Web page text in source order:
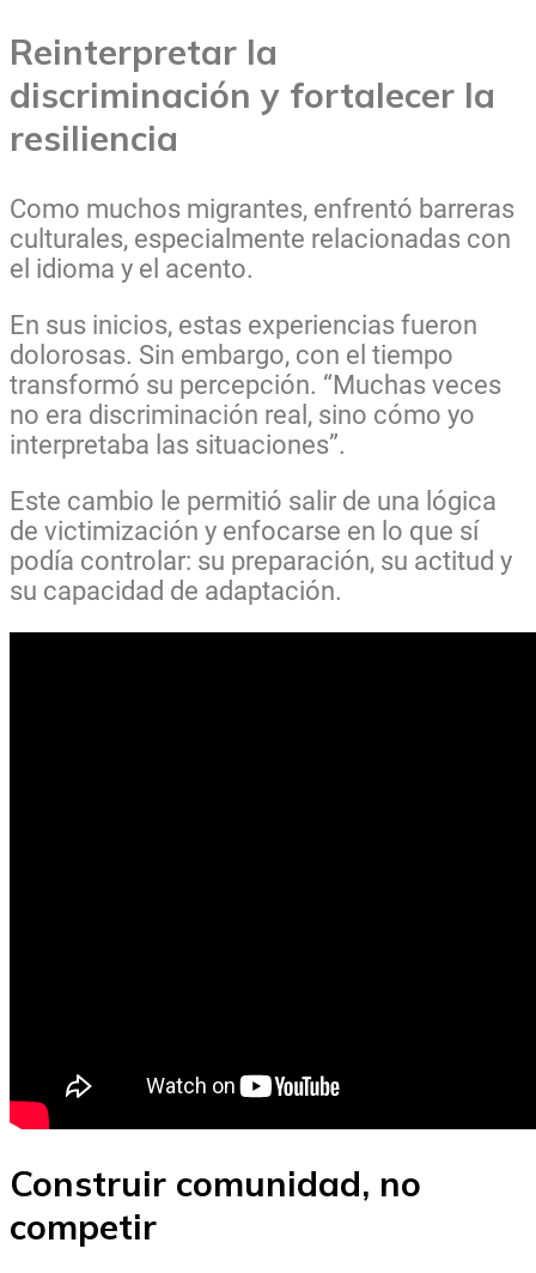
Reinterpretar la
discriminación y fortalecer la
resiliencia
Como muchos migrantes, enfrentó barreras
culturales, especialmente relacionadas con
el idioma y el acento.
En sus inicios, estas experiencias fueron
dolorosas. Sin embargo, con el tiempo
transformó su percepción. “Muchas veces
no era discriminación real, sino cómo yo
interpretaba las situaciones”.
Este cambio le permitió salir de una lógica
de victimización y enfocarse en lo que sí
podía controlar: su preparación, su actitud y
su capacidad de adaptación.
Construir comunidad, no
competir